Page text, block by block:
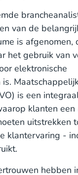
van de
is afgenomen,
het gebruik van
elektronische
is een
klanten een
uitstrekken
klantervaring -
hebben